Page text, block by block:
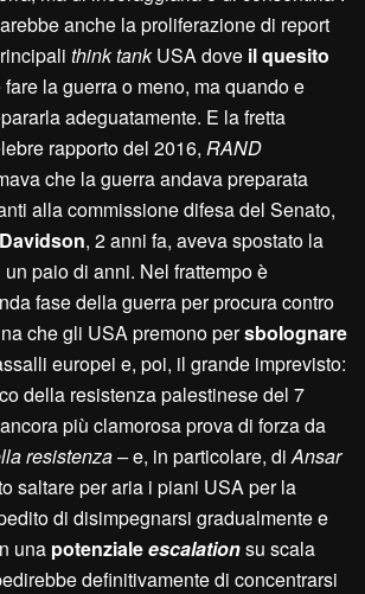
anche la proliferazione di report
think tankUSA dove il quesito
la guerra o meno, ma quando e
adeguatamente. E la fretta
rapporto del 2016, RAND
che la guerra andava preparata
alla commissione difesa del Senato,
, 2 anni fa, aveva spostato la
paio di anni. Nel frattempo è
fase della guerra per procura contro
che gli USA premono persbolognare
europei e, poi, il grande imprevisto:
della resistenza palestinese del 7
più clamorosa prova di forza da
resistenza –e, in particolare, diAnsar
saltare per aria i piani USA per la
di disimpegnarsi gradualmente e
una potenzialeescalationsu scala
definitivamente di concentrarsi